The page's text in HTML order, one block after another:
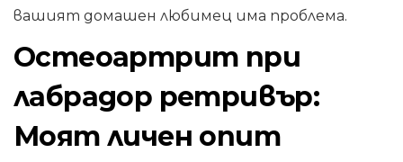
вашият домашен любимец има проблема.
Остеоартрит при
лабрадор ретривър:
Моят личен опит